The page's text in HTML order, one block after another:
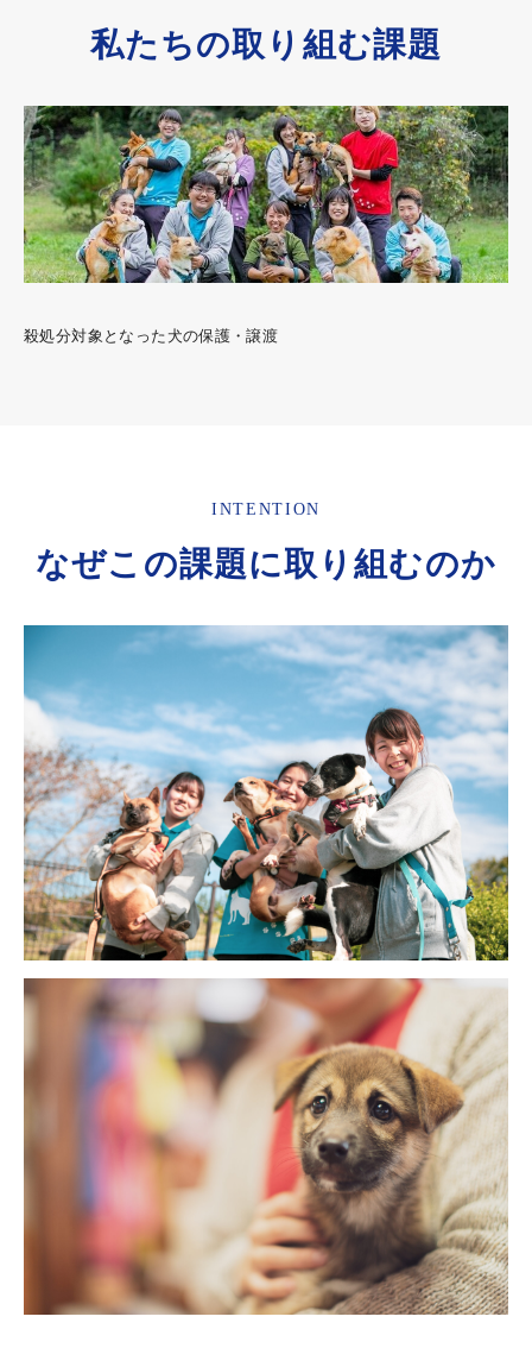
私たちの取り組む課題
殺処分対象となった犬の保護・譲渡
INTENTION
なぜこの課題に取り組むのか